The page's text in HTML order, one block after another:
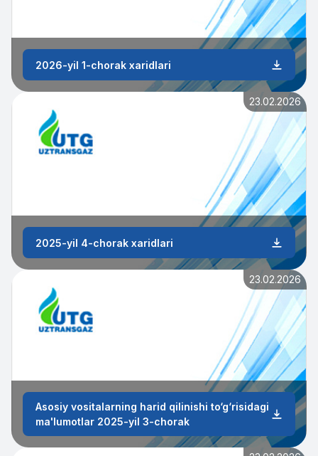
2026-yil 1-chorak xaridlari
23.02.2026
2025-yil 4-chorak xaridlari
23.02.2026
Asosiy vositalarning harid qilinishi to‘g‘risidagi
ma'lumotlar 2025-yil 3-chorak